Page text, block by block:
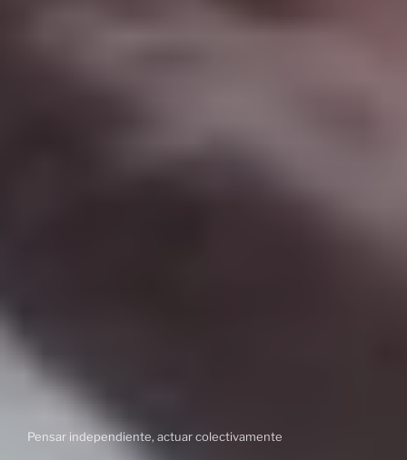
Pensar independiente, actuar colectivamente